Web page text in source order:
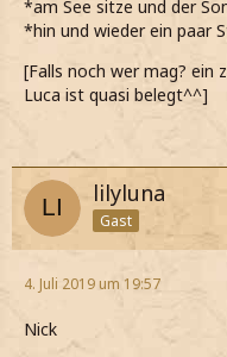
*am See sitze und der
*hin und wieder ein paar
[Falls noch wer mag? ein
Luca ist quasi belegt^^]
lilyluna
Gast
4. Juli 2019 um 19:57
Nick